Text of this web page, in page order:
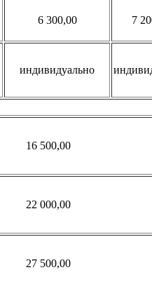
6 300,00 7
индивидуально
16 500,00
22 000,00
27 500,00